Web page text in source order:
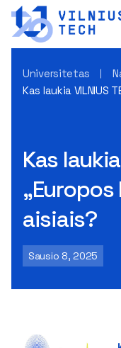
Universitetas
Kas laukia VILNIUS
Kas
aisiais?
Sausio 8, 2025